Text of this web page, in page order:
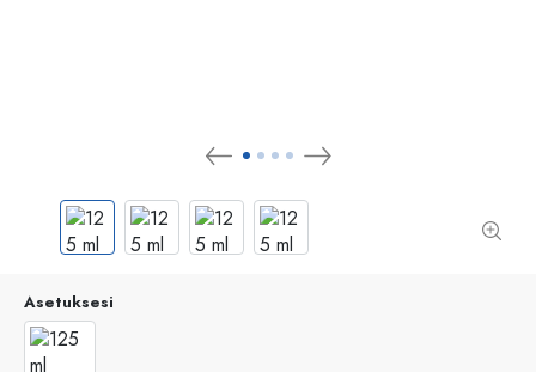
Asetuksesi